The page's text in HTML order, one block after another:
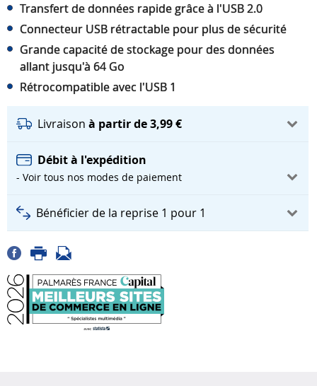
Transfert de données rapide grâce à l'USB 2.0
Connecteur USB rétractable pour plus de sécurité
Grande capacité de stockage pour des données
allant jusqu'à 64 Go
Rétrocompatible avec l'USB 1
Livraison à partir de 3,99 €
Débit à l'expédition
- Voir tous nos modes de paiement
Bénéficier de la reprise 1 pour 1